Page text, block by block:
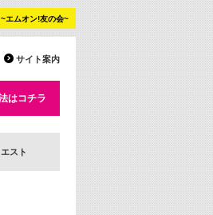
エムオン!友の会~
サイト案内
はコチラ
スト